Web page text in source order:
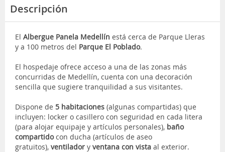
Descripción
El Albergue Panela Medellín está cerca de Parque Lleras
y a 100 metros del Parque El Poblado.
El hospedaje ofrece acceso a una de las zonas más
concurridas de Medellín, cuenta con una decoración
sencilla que sugiere tranquilidad a sus visitantes.
Dispone de 5 habitaciones (algunas compartidas) que
incluyen: locker o casillero con seguridad en cada litera
(para alojar equipaje y artículos personales), baño
compartidocon ducha (artículos de aseo
gratuitos), ventilador y ventana con vista al exterior.